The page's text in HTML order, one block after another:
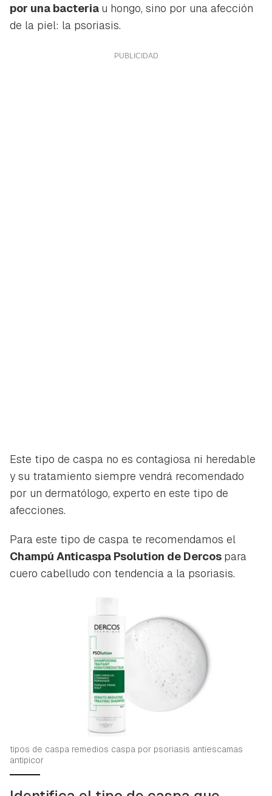
por una bacteria u hongo, sino por una afección
de la piel: la psoriasis.
Este tipo de caspa no es contagiosa ni heredable
y su tratamiento siempre vendrá recomendado
por un dermatólogo, experto en este tipo de
afecciones.
Para este tipo de caspa te recomendamos el
Champú Anticaspa Psolution de Dercos para
cuero cabelludo con tendencia a la psoriasis.
tipos de caspa remedios caspa por psoriasis antiescamas
antipicor